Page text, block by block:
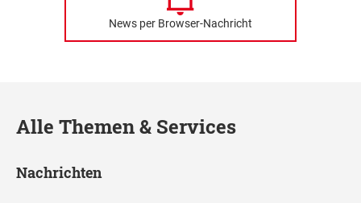
News per Browser-Nachricht
Alle Themen & Services
Nachrichten